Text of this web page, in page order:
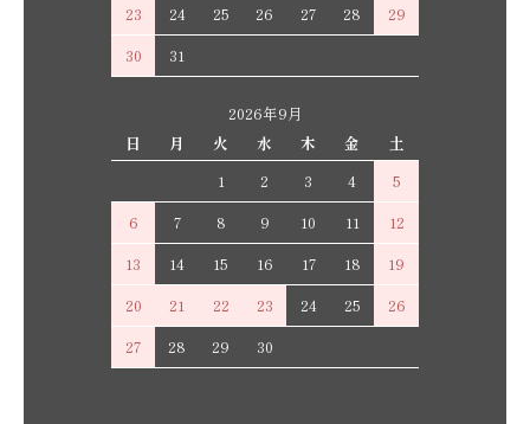
23
24 25 26 27 28
29
30
31
2026年9月
日
月 火 水 木 金
土
1
2 3 4
5
6
7 8 9 10 11
12
13
14 15 16 17 18
19
20
21 22 23 24 25
26
27
28 29 30